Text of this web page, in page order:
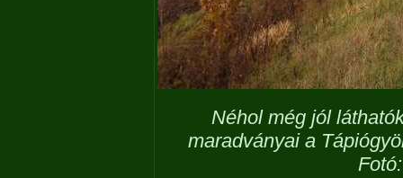
Néhol még jól
maradványai a